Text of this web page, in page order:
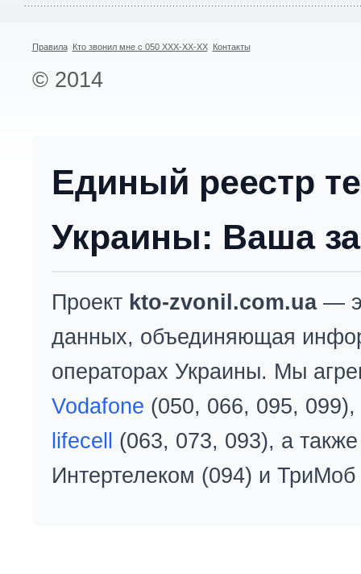
Правила Кто звонил мне с 050 XXX-XX-XX Контакты
© 2014
Единый реестр
Украины: Ваша
Проект kto-zvonil.com.ua—
данных, объединяющая
операторах Украины. Мы
Vodafone (050, 066, 095, 099),
lifecell
(063, 073, 093), а
Интертелеком (094) и ТриМоб